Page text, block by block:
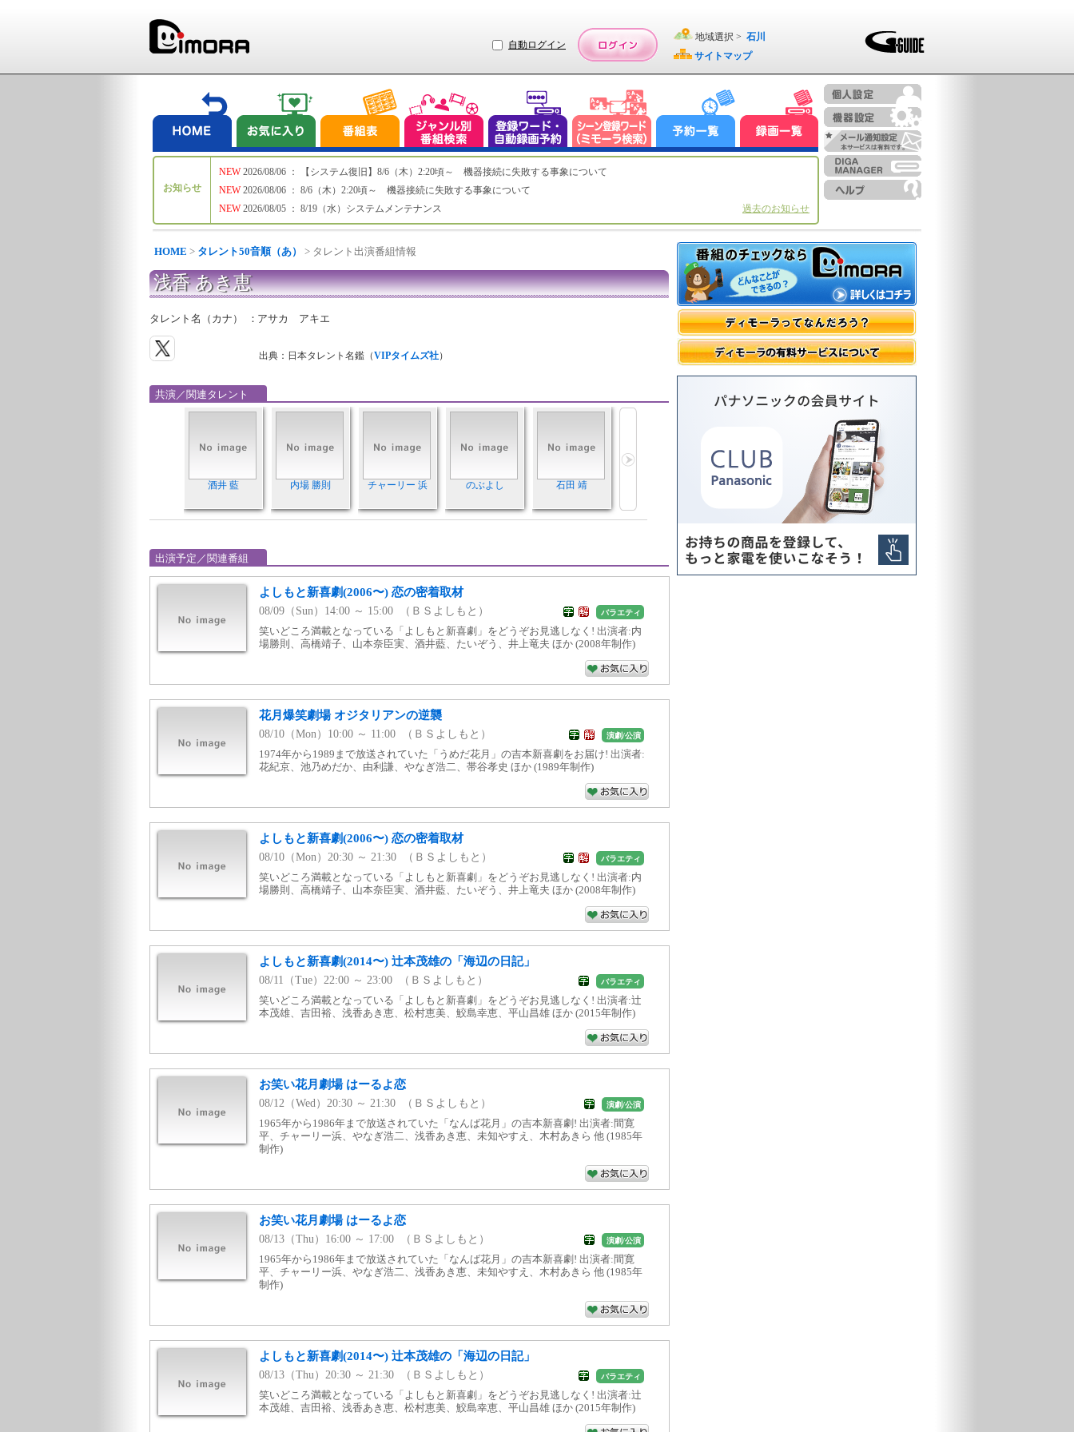
自動ログイン
地域選択 > 石川
サイトマップ
お知らせ
NEW
NEW
NEW
2026/08/06 ： 【システム復旧】8/6（木）2:20頃～ 機器接続に失敗する事象について
2026/08/06 ： 8/6（木）2:20頃～ 機器接続に失敗する事象について
2026/08/05 ： 8/19（水）システムメンテナンス
過去のお知らせ
HOME > タレント50音順（あ） > タレント出演番組情報
浅香 あき恵
タレント名（カナ） ： アサカ アキエ
出典：日本タレント名鑑（VIPタイムズ社）
共演／関連タレント
酒井 藍 内場 勝則 チャーリー 浜 のぶよし 石田 靖
出演予定／関連番組
よしもと新喜劇(2006〜) 恋の密着取材
08/09（Sun）14:00 ～ 15:00 （ＢＳよしもと） バラエティ
笑いどころ満載となっている「よしもと新喜劇」をどうぞお見逃しなく! 出演者:内
場勝則、高橋靖子、山本奈臣実、酒井藍、たいぞう、井上竜夫 ほか (2008年制作)
花月爆笑劇場 オジタリアンの逆襲
08/10（Mon）10:00 ～ 11:00 （ＢＳよしもと） 演劇/公演
1974年から1989まで放送されていた「うめだ花月」の吉本新喜劇をお届け! 出演者:
花紀京、池乃めだか、由利謙、やなぎ浩二、帯谷孝史 ほか (1989年制作)
よしもと新喜劇(2006〜) 恋の密着取材
08/10（Mon）20:30 ～ 21:30 （ＢＳよしもと） バラエティ
笑いどころ満載となっている「よしもと新喜劇」をどうぞお見逃しなく! 出演者:内
場勝則、高橋靖子、山本奈臣実、酒井藍、たいぞう、井上竜夫 ほか (2008年制作)
よしもと新喜劇(2014〜) 辻本茂雄の「海辺の日記」
08/11（Tue）22:00 ～ 23:00 （ＢＳよしもと） バラエティ
笑いどころ満載となっている「よしもと新喜劇」をどうぞお見逃しなく! 出演者:辻
本茂雄、吉田裕、浅香あき恵、松村恵美、鮫島幸恵、平山昌雄 ほか (2015年制作)
お笑い花月劇場 はーるよ恋
08/12（Wed）20:30 ～ 21:30 （ＢＳよしもと） 演劇/公演
1965年から1986年まで放送されていた「なんば花月」の吉本新喜劇! 出演者:間寛
平、チャーリー浜、やなぎ浩二、浅香あき恵、未知やすえ、木村あきら 他 (1985年
制作)
お笑い花月劇場 はーるよ恋
08/13（Thu）16:00 ～ 17:00 （ＢＳよしもと） 演劇/公演
1965年から1986年まで放送されていた「なんば花月」の吉本新喜劇! 出演者:間寛
平、チャーリー浜、やなぎ浩二、浅香あき恵、未知やすえ、木村あきら 他 (1985年
制作)
よしもと新喜劇(2014〜) 辻本茂雄の「海辺の日記」
08/13（Thu）20:30 ～ 21:30 （ＢＳよしもと） バラエティ
笑いどころ満載となっている「よしもと新喜劇」をどうぞお見逃しなく! 出演者:辻
本茂雄、吉田裕、浅香あき恵、松村恵美、鮫島幸恵、平山昌雄 ほか (2015年制作)